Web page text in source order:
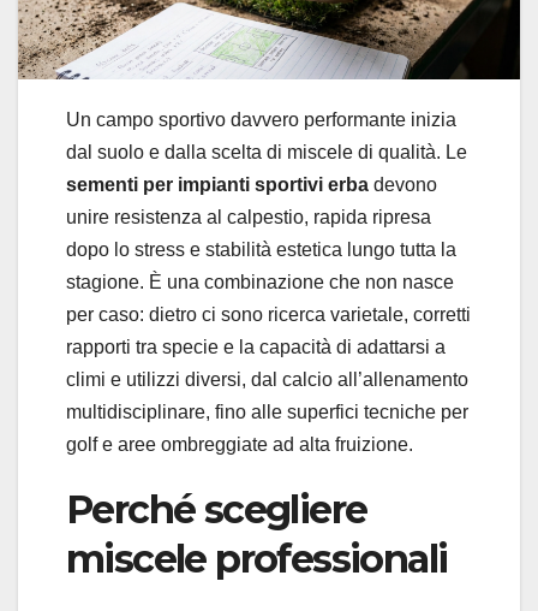
Un campo sportivo davvero performante inizia
dal suolo e dalla scelta di miscele di qualità. Le
sementi per impianti sportivi erba devono
unire resistenza al calpestio, rapida ripresa
dopo lo stress e stabilità estetica lungo tutta la
stagione. È una combinazione che non nasce
per caso: dietro ci sono ricerca varietale, corretti
rapporti tra specie e la capacità di adattarsi a
climi e utilizzi diversi, dal calcio all’allenamento
multidisciplinare, fino alle superfici tecniche per
golf e aree ombreggiate ad alta fruizione.
Perché scegliere
miscele professionali